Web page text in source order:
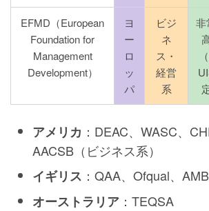
EFMD（European
Foundation for
Management
Development）
ヨ
ー
ロ
ッ
パ
ビジ
ネ
ス・
経営
系
非
アメリカ ：DEAC、WASC、
AACSB（ビジネス系）
イギリス ：QAA、Ofqual、
オーストラリア ：TEQSA